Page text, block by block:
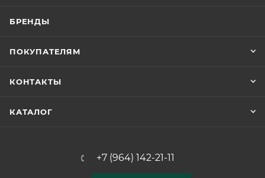
БРЕНДЫ
ПОКУПАТЕЛЯМ
КОНТАКТЫ
КАТАЛОГ
+7 (964) 142-21-11